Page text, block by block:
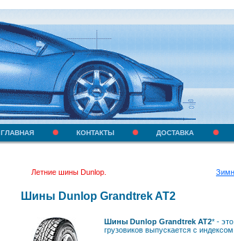
ГЛАВНАЯ КОНТАКТЫ ДОСТАВКА
Летние шины Dunlop.
Шины Dunlop Grandtrek AT2
Шины Dunlop Grandtrek AT2* -
грузовиков выпускается с